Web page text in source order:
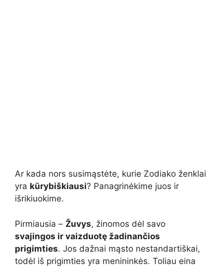
Ar kada nors susimąstėte, kurie Zodiako ženklai
yra kūrybiškiausi? Panagrinėkime juos ir
išrikiuokime.
Pirmiausia – Žuvys, žinomos dėl savo
svajingos ir vaizduotę žadinančios
prigimties. Jos dažnai mąsto nestandartiškai,
todėl iš prigimties yra menininkės. Toliau eina